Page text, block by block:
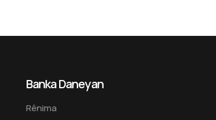
Banka Daneyan
Rênima